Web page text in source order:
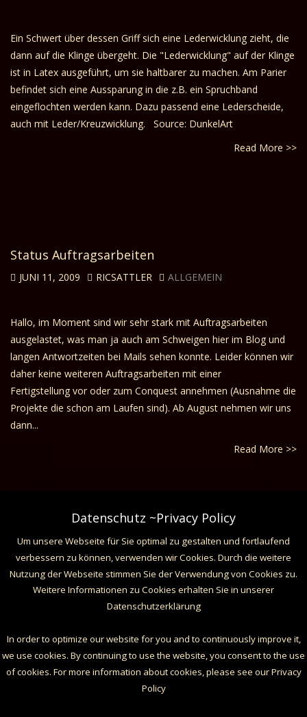
Ein Schwert über dessen Griff sich eine Lederwicklung zieht, die
dann auf die Klinge übergeht. Die "Lederwicklung" auf der Klinge
ist in Latex ausgeführt, um sie haltbarer zu machen. Am Parier
befindet sich eine Aussparung in die z.B. ein Spruchband
eingeflochten werden kann. Dazu passend eine Lederscheide,
auch mit Leder/Kreuzwicklung. Source: DunkelArt
Read More >>
Status Auftragsarbeiten
JUNI 11, 2009 RICSATTLER ALLGEMEIN
Hallo, im Moment sind wir sehr stark mit Auftragsarbeiten
ausgelastet, was man ja auch am Schweigen hier im Blog und
langen Antwortzeiten bei Mails sehen konnte. Leider können wir
daher keine weiteren Auftragsarbeiten mit einer
Fertigstellung vor oder zum Conquest annehmen (Ausnahme die
Projekte die schon am Laufen sind). Ab August nehmen wir uns
dann...
Read More >>
1 2 Next
Datenschutz ~Privacy Policy
Um unsere Webseite für Sie optimal zu gestalten und fortlaufend
verbessern zu können, verwenden wir Cookies. Durch die weitere
Nutzung der Webseite stimmen Sie der Verwendung von Cookies zu.
Weitere Informationen zu Cookies erhalten Sie in unserer
Datenschutzerklärung
In order to optimize our website for you and to continuously improve it,
we use cookies. By continuing to use the website, you consent to the use
of cookies. For more information about cookies, please see our Privacy
Policy